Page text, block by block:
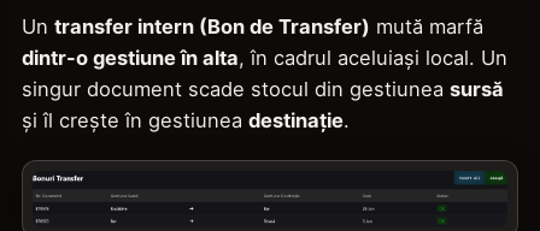
Un transfer intern (Bon de Transfer) mută marfă
dintr-o gestiune în alta, în cadrul aceluiași local. Un
singur document scade stocul din gestiunea sursă
și îl crește în gestiunea destinație.